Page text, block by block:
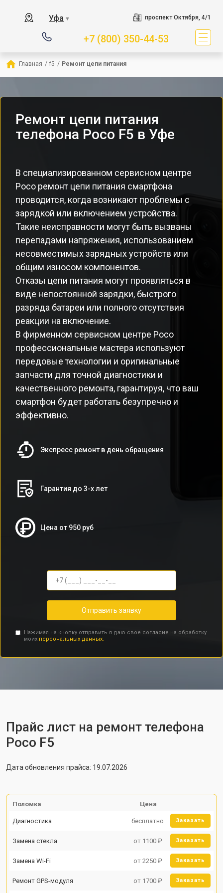
Уфа ▼ проспект Октября, 4/1
+7 (800) 350-44-53
Главная / f5 / Ремонт цепи питания
Ремонт цепи питания
телефона Poco F5 в Уфе
В специализированном сервисном центре
Poco ремонт цепи питания смартфона
проводится, когда возникают проблемы с
зарядкой или включением устройства.
Такие неисправности могут быть вызваны
перепадами напряжения, использованием
несовместимых зарядных устройств или
общим износом компонентов.
Отказы цепи питания могут проявляться в
виде непостоянной зарядки, быстрого
разряда батареи или полного отсутствия
реакции на включение.
В фирменном сервисном центре Poco
профессиональные мастера используют
передовые технологии и оригинальные
запчасти для точной диагностики и
качественного ремонта, гарантируя, что ваш
смартфон будет работать безупречно и
эффективно.
Экспресс ремонт в день обращения
Гарантия до 3-х лет
Цена от 950 руб
Отправить заявку
Нажимая на кнопку отправить я даю свое согласие на обработку
моих персональных данных.
Прайс лист на ремонт телефона
Poco F5
Дата обновления прайса: 19.07.2026
Поломка Цена
Диагностика бесплатно Заказать
Замена стекла от 1100 ₽ Заказать
Замена Wi-Fi от 2250 ₽ Заказать
Ремонт GPS-модуля от 1700 ₽ Заказать